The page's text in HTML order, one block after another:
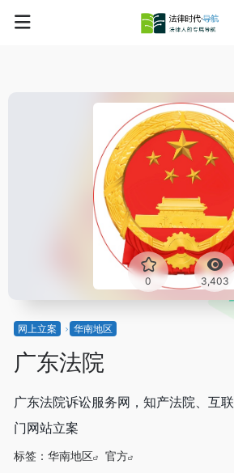
0 3,403
网上立案 华南地区
广东法院
广东法院诉讼服务网，知产法院、互
门网站立案
标签： 华南地区 官方